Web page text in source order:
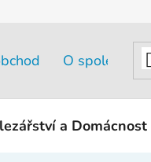
O společnosti
a Domácnost